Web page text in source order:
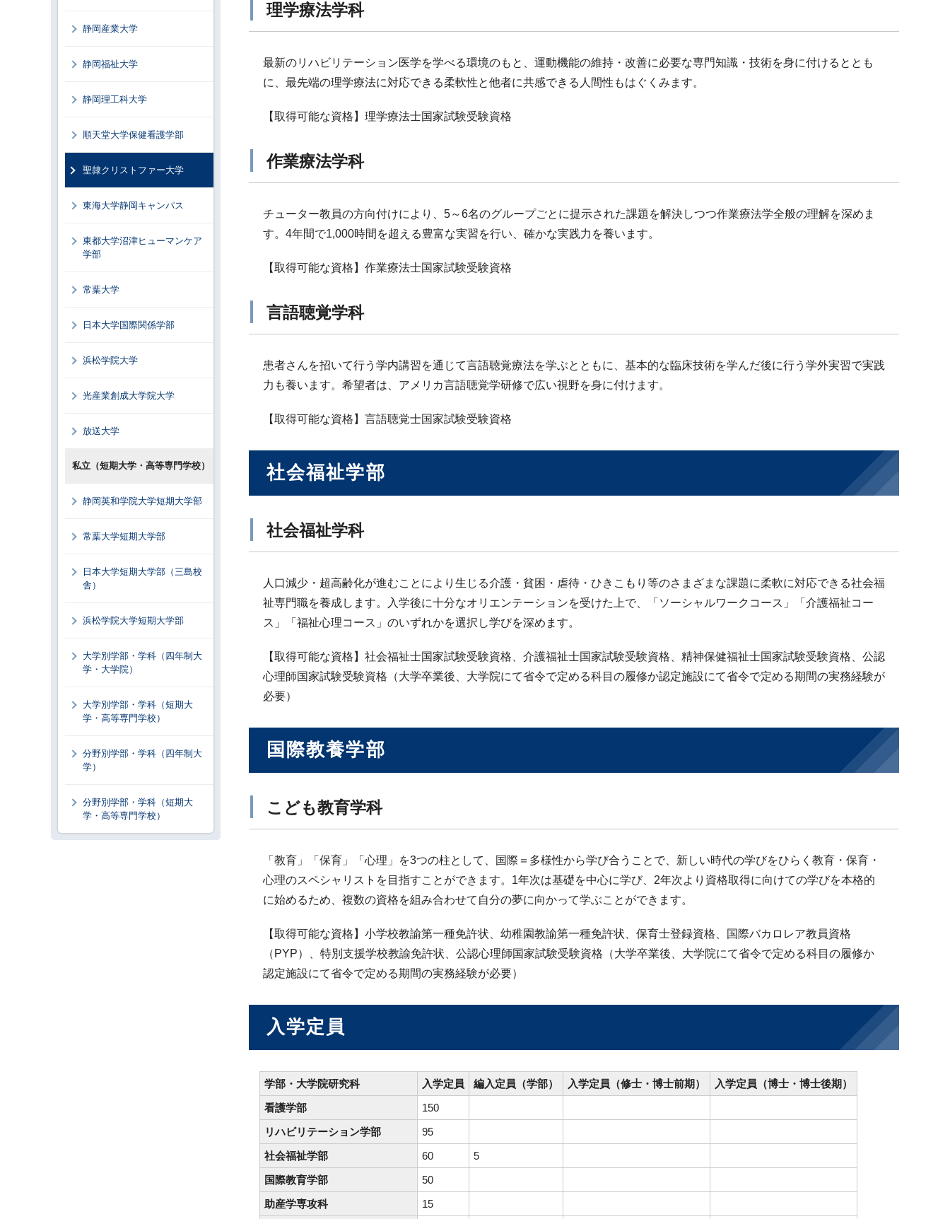
理学療法学科
最新のリハビリテーション医学を学べる環境のもと、運動機能の維持・改善に必要な専門知識・技術を身に付けるととも
に、最先端の理学療法に対応できる柔軟性と他者に共感できる人間性もはぐくみます。
【取得可能な資格】理学療法士国家試験受験資格
作業療法学科
チューター教員の方向付けにより、5～6名のグループごとに提示された課題を解決しつつ作業療法学全般の理解を深めま
す。4年間で1,000時間を超える豊富な実習を行い、確かな実践力を養います。
【取得可能な資格】作業療法士国家試験受験資格
言語聴覚学科
患者さんを招いて行う学内講習を通じて言語聴覚療法を学ぶとともに、基本的な臨床技術を学んだ後に行う学外実習で実践
力も養います。希望者は、アメリカ言語聴覚学研修で広い視野を身に付けます。
【取得可能な資格】言語聴覚士国家試験受験資格
社会福祉学部
社会福祉学科
人口減少・超高齢化が進むことにより生じる介護・貧困・虐待・ひきこもり等のさまざまな課題に柔軟に対応できる社会福
祉専門職を養成します。入学後に十分なオリエンテーションを受けた上で、「ソーシャルワークコース」「介護福祉コー
ス」「福祉心理コース」のいずれかを選択し学びを深めます。
【取得可能な資格】社会福祉士国家試験受験資格、介護福祉士国家試験受験資格、精神保健福祉士国家試験受験資格、公認
心理師国家試験受験資格（大学卒業後、大学院にて省令で定める科目の履修か認定施設にて省令で定める期間の実務経験が
必要）
国際教養学部
こども教育学科
「教育」「保育」「心理」を3つの柱として、国際＝多様性から学び合うことで、新しい時代の学びをひらく教育・保育・
心理のスペシャリストを目指すことができます。1年次は基礎を中心に学び、2年次より資格取得に向けての学びを本格的
に始めるため、複数の資格を組み合わせて自分の夢に向かって学ぶことができます。
【取得可能な資格】小学校教諭第一種免許状、幼稚園教諭第一種免許状、保育士登録資格、国際バカロレア教員資格
（PYP）、特別支援学校教諭免許状、公認心理師国家試験受験資格（大学卒業後、大学院にて省令で定める科目の履修か
認定施設にて省令で定める期間の実務経験が必要）
入学定員
学部・大学院研究科 入学定員 編入定員（学部） 入学定員（修士・博士前期）
入学定員（博士・博士後期）
看護学部
150
リハビリテーション学部
95
社会福祉学部
60
5
国際教育学部
50
助産学専攻科
15
静岡産業大学
静岡福祉大学
静岡理工科大学
順天堂大学保健看護学部
聖隷クリストファー大学
東海大学静岡キャンパス
東都大学沼津ヒューマンケア
学部
常葉大学
日本大学国際関係学部
浜松学院大学
光産業創成大学院大学
放送大学
私立（短期大学・高等専門学校）
静岡英和学院大学短期大学部
常葉大学短期大学部
日本大学短期大学部（三島校
舎）
浜松学院大学短期大学部
大学別学部・学科（四年制大
学・大学院）
大学別学部・学科（短期大
学・高等専門学校）
分野別学部・学科（四年制大
学）
分野別学部・学科（短期大
学・高等専門学校）